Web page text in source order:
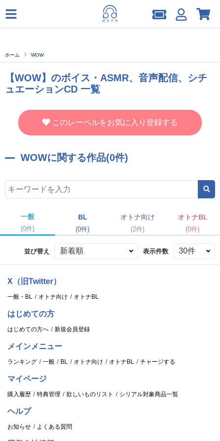
ホーム WOW
【WOW】のボイス・ASMR、音声配信、シチ
ュエーションCD 一覧
このレーベルをお気に入り登録する
WOWに関する作品(0件)
一般
(0件)
BL
(0件)
オトナ向け
(2件)
オトナBL
(0件)
並び替え 表示件数
X（旧Twitter）
一般・BL オトナ向け オトナBL
はじめての方
はじめての方へ 新規会員登録
メインメニュー
ランキング 一般 BL オトナ向け オトナBL チャージする
マイページ
購入履歴 特典管理 欲しいものリスト シリアル対象商品一覧
ヘルプ
お知らせ よくある質問